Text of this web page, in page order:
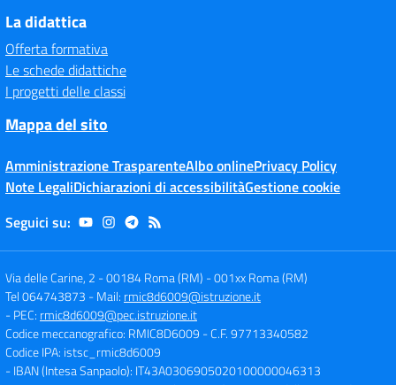
La didattica
Offerta formativa
Le schede didattiche
I progetti delle classi
Mappa del sito
Amministrazione TrasparenteAlbo onlinePrivacy Policy
Note LegaliDichiarazioni di accessibilitàGestione cookie
Seguici su:
Via delle Carine, 2 - 00184 Roma (RM) -001xx Roma (RM)
Tel 064743873 - Mail: rmic8d6009@istruzione.it
- PEC: rmic8d6009@pec.istruzione.it
Codice meccanografico: RMIC8D6009 - C.F. 97713340582
Codice IPA: istsc_rmic8d6009
- IBAN (Intesa Sanpaolo): IT43A0306905020100000046313